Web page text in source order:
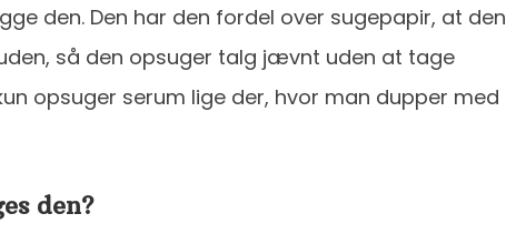
den. Den har den fordel over sugepapir, at den
så den opsuger talg jævnt uden at tage
opsuger serum lige der, hvor man dupper med
den?